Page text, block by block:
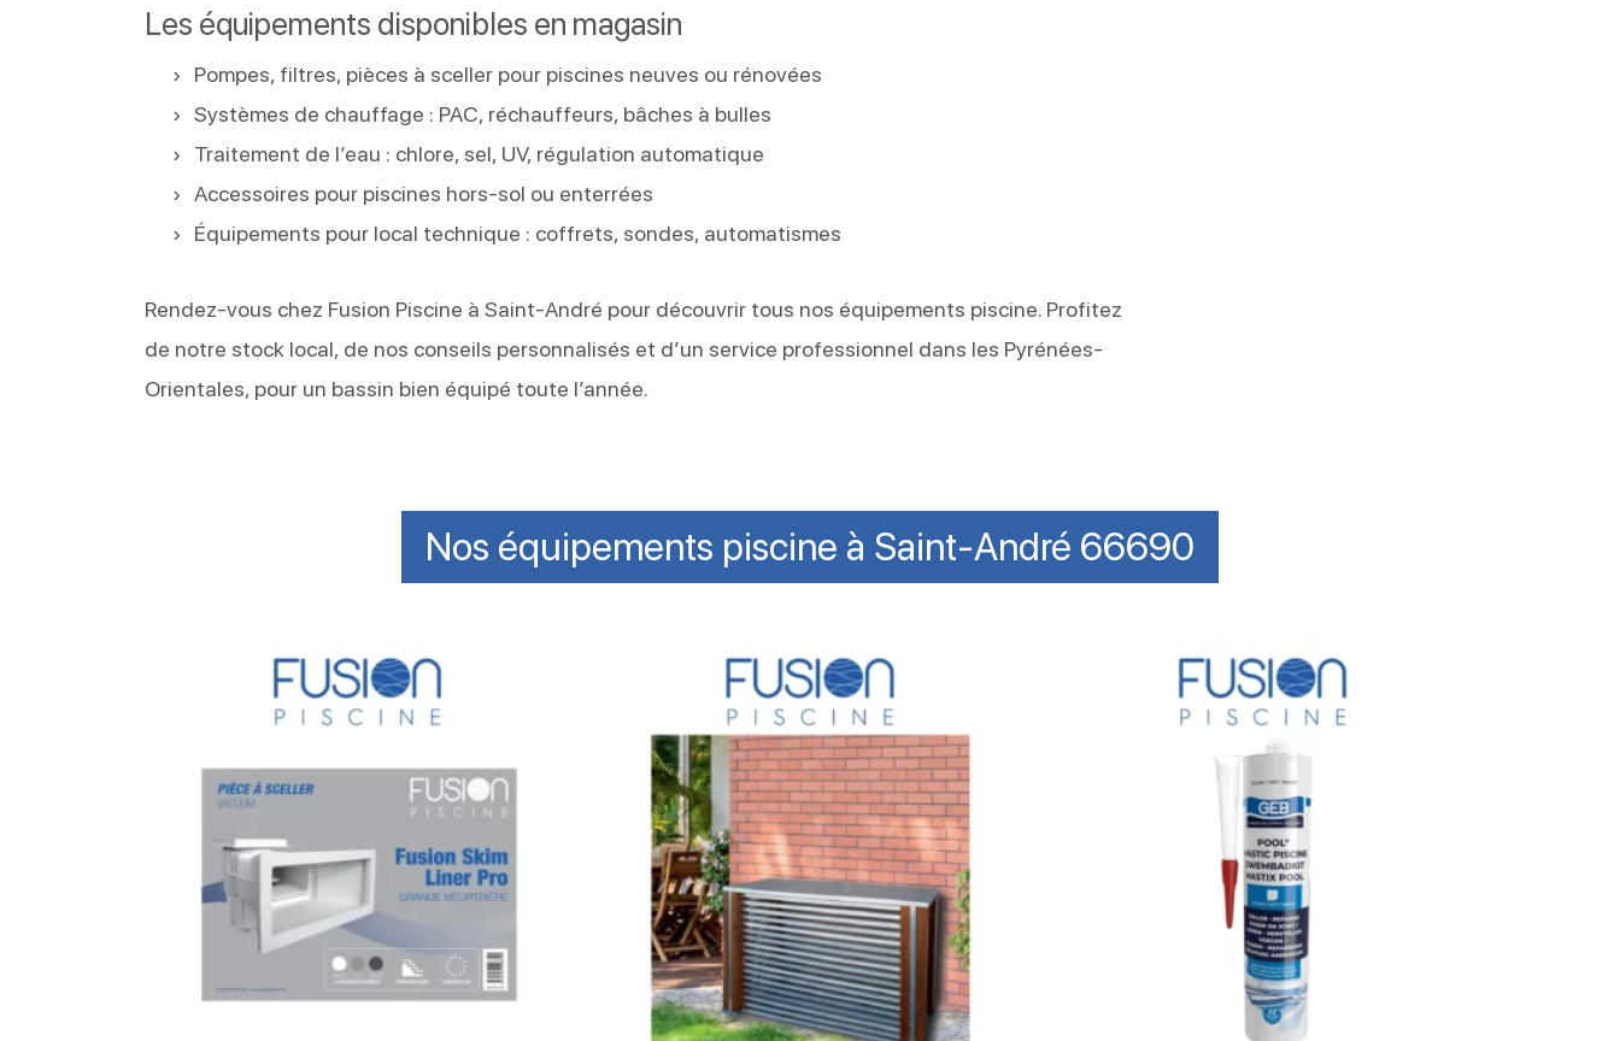
Les équipements disponibles en magasin
Pompes, filtres, pièces à sceller pour piscines neuves ou rénovées
Systèmes de chauffage : PAC, réchauffeurs, bâches à bulles
Traitement de l’eau : chlore, sel, UV, régulation automatique
Accessoires pour piscines hors-sol ou enterrées
Équipements pour local technique : coffrets, sondes, automatismes
Rendez-vous chez Fusion Piscine à Saint-André pour découvrir tous nos équipements piscine. Profitez
de notre stock local, de nos conseils personnalisés et d’un service professionnel dans les Pyrénées-
Orientales, pour un bassin bien équipé toute l’année.
Nos équipements piscine à Saint-André 66690